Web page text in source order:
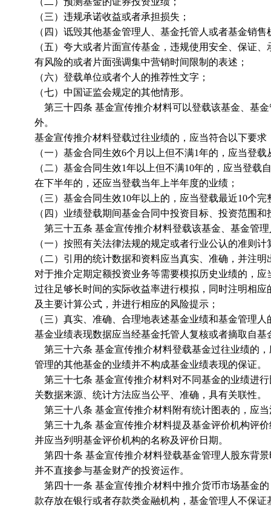
（三）违规承诺收益或者承担损失；
（四）诋毁其他基金管理人、基金托管人或者基金销
（五）夸大或者片面宣传基金，违规使用安全、保证
有风险的或者片面强调集中营销时间限制的表述；
（六）登载单位或者个人的推荐性文字；
（七）中国证监会规定的其他情形。
第三十四条 基金宣传推介材料可以登载该基金、基
外。
基金宣传推介材料登载过往业绩的，应当符合以下要求
（一）基金合同生效6个月以上但不满1年的，应当登
（二）基金合同生效1年以上但不满10年的，应当登
在下半年的，还应当登载当年上半年度的业绩；
（三）基金合同生效10年以上的，应当登载最近10个
（四）业绩登载期间基金合同中投资目标、投资范围
第三十五条 基金宣传推介材料登载该基金、基金管
（一）按照有关法律法规的规定或者行业公认的准则
（二）引用的统计数据和资料应当真实、准确，并注
对于推介定期定额投资业务等需要模拟历史业绩的，
过往足够长时间的实际收益率进行模拟，同时注明相
及主要计算公式，并进行相应的风险提示；
（三）真实、准确、合理地表述基金业绩和基金管理人
基金业绩表现数据应当经基金托管人复核或者摘取自基
第三十六条 基金宣传推介材料登载基金过往业绩的
管理的其他基金的业绩并不构成基金业绩表现的保证。
第三十七条 基金宣传推介材料对不同基金的业绩进
关数据来源、统计方法应当公平、准确，具有关联性。
第三十八条 基金宣传推介材料附有统计图表的，应当
第三十九条 基金宣传推介材料提及基金评价机构评
并应当列明基金评价机构的名称及评价日期。
第四十条 基金宣传推介材料登载基金管理人股东背
并不直接参与基金财产的投资运作。
第四十一条 基金宣传推介材料中推介货币市场基金
款存放在银行或者存款类金融机构，基金管理人不保